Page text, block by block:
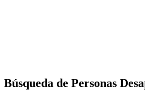
Búsqueda de Personas